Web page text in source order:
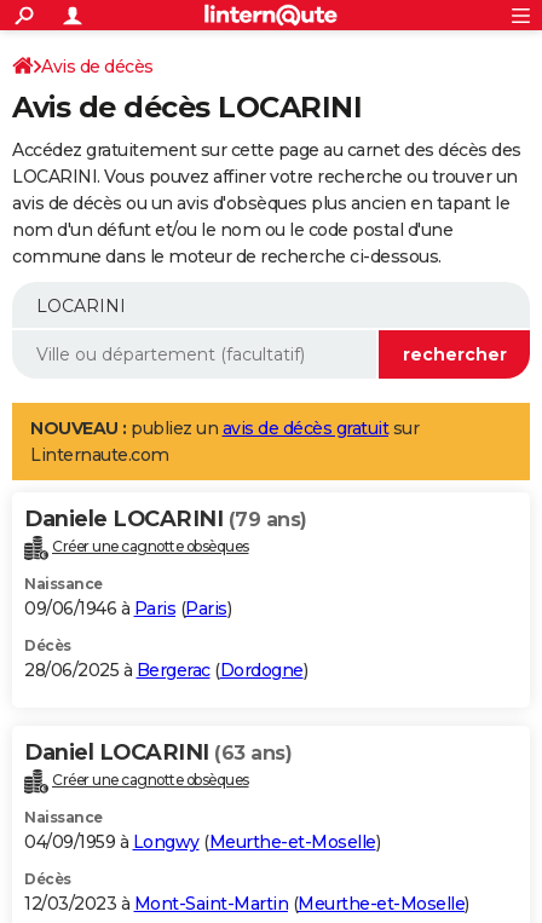
ACTUALITÉS
Politique
Société
Faits Divers
Education
Monde
Villes
+
SPORT
Coupe du monde 2026
Football
Tennis
Cyclisme
Rugby
Forum
Programme TV
TNTStreaming
Cinéma
Sorties cinéma
Musique
+
FINANCE
Retraite
Epargne
Immobilier
Risques naturels par ville
Banque
Assurance
AUTO
Essais
Réserver un essai
Citadines
Berlines
SUV
Forum auto
+
Mobiles
Meilleur smartphone
Internet
Ordinateurs
Jeux vidéo
Guide high-tech
Aménagement intérieur
LIFESTYLE
Art de vivre
Bien-être
Loisirs
Mode
Modes de vie
Alimentation
Guide de la santé
Maladies
Médicaments
Sommeil
VOYAGE
Destinations
City break
Voyage nature
Voyage de noces
Forum
Climat
+PHOTO
GUIDES D'ACHAT
BONS PLANS
Carte de Noël
Carte Bonne année
Carte Saint-Valentin
Carte Pâques
Carte d'anniversaire
DICTIONNAIRE
Dictionnaire
Biographies
Citations
Expressions
Proverbes
PROGRAMME TV
S'inscrire
Se connecter
Lycées
Collèges
Primaires
Universités
Entreprises
Service militaire
Avis de recherche
AVIS DE DÉCÈS
Avis de décès
Avis de décès LOCARINI
Accédez gratuitement sur cette page au carnet des décès des
LOCARINI. Vous pouvez affiner votre recherche ou trouver un
avis de décès ou un avis d'obsèques plus ancien en tapant le
nom d'un défunt et/ou le nom ou le code postal d'une
commune dans le moteur de recherche ci-dessous.
NOUVEAU : publiez un avis de décès gratuitsur
Linternaute.com
Daniele LOCARINI (79 ans)
Créer une cagnotte obsèques
Naissance
09/06/1946 à Paris (Paris)
Décès
28/06/2025 à Bergerac(Dordogne)
Daniel LOCARINI (63 ans)
Créer une cagnotte obsèques
Naissance
04/09/1959 à Longwy(Meurthe-et-Moselle)
Décès
12/03/2023 à Mont-Saint-Martin (Meurthe-et-Moselle)